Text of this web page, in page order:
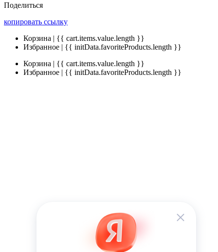
Поделиться
копировать ссылку
Корзина | {{ cart.items.value.length }}
Избранное | {{ initData.favoriteProducts.length }}
Корзина | {{ cart.items.value.length }}
Избранное | {{ initData.favoriteProducts.length }}